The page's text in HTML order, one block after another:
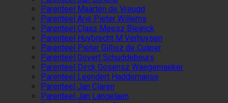
Parenteel Maarten de Vreugd
Parenteel Arie Pieter Willems
Parenteel Claas Meesz Bleijnck
Parenteel Huybrecht M Verhuysen
Parenteel Pieter Gillisz de Cuijper
Parenteel Govert Schuddebeurs
Parenteel Dirck Gosensz Waegemaeker
Parenteel Leendert Haddemanse
Parenteel Jan Claren
Parenteel Jan Langelaen